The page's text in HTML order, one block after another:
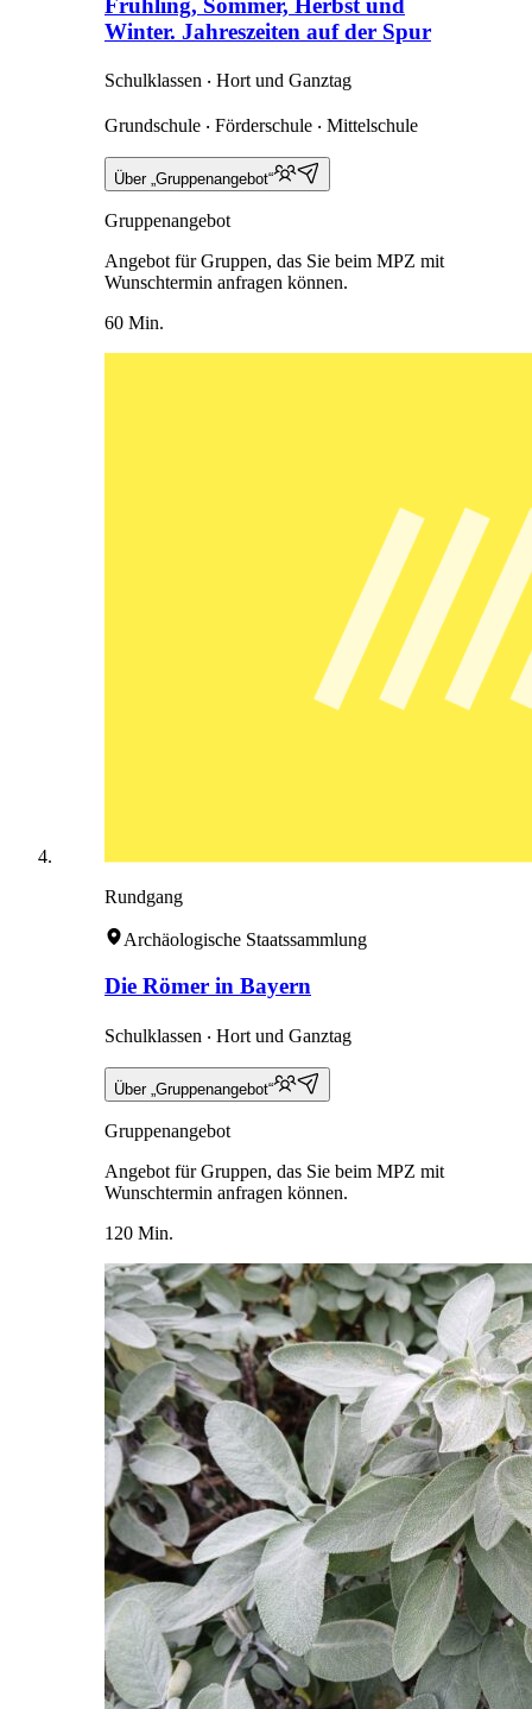
Winter. Jahreszeiten auf der Spur
Schulklassen ‧ Hort und Ganztag
Grundschule ‧ Förderschule ‧ Mittelschule
Über „Gruppenangebot“
Gruppenangebot
Angebot für Gruppen, das Sie beim MPZ mit
Wunschtermin anfragen können.
60 Min.
Rundgang
Archäologische Staatssammlung
Die Römer in Bayern
Schulklassen ‧ Hort und Ganztag
Über „Gruppenangebot“
Gruppenangebot
Angebot für Gruppen, das Sie beim MPZ mit
Wunschtermin anfragen können.
120 Min.